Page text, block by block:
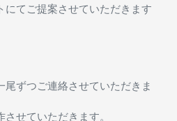
てご提案させていただきます
尾ずつご連絡させていただきま
せていただきます。